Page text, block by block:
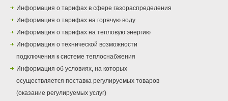
Информация о тарифах в сфере газораспределения
Информация о тарифах на горячую воду
Информация о тарифах на тепловую энергию
Информация о технической возможности
подключения к системе теплоснабжения
Информация об условиях, на которых
осуществляется поставка регулируемых товаров
(оказание регулируемых услуг)